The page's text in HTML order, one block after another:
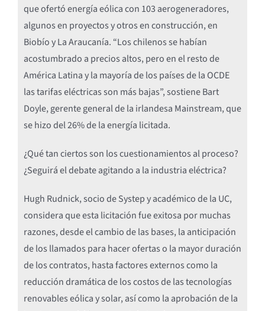
que ofertó energía eólica con 103 aerogeneradores,
algunos en proyectos y otros en construcción, en
Biobío y La Araucanía. “Los chilenos se habían
acostumbrado a precios altos, pero en el resto de
América Latina y la mayoría de los países de la OCDE
las tarifas eléctricas son más bajas”, sostiene Bart
Doyle, gerente general de la irlandesa Mainstream, que
se hizo del 26% de la energía licitada.
¿Qué tan ciertos son los cuestionamientos al proceso?
¿Seguirá el debate agitando a la industria eléctrica?
Hugh Rudnick, socio de Systep y académico de la UC,
considera que esta licitación fue exitosa por muchas
razones, desde el cambio de las bases, la anticipación
de los llamados para hacer ofertas o la mayor duración
de los contratos, hasta factores externos como la
reducción dramática de los costos de las tecnologías
renovables eólica y solar, así como la aprobación de la